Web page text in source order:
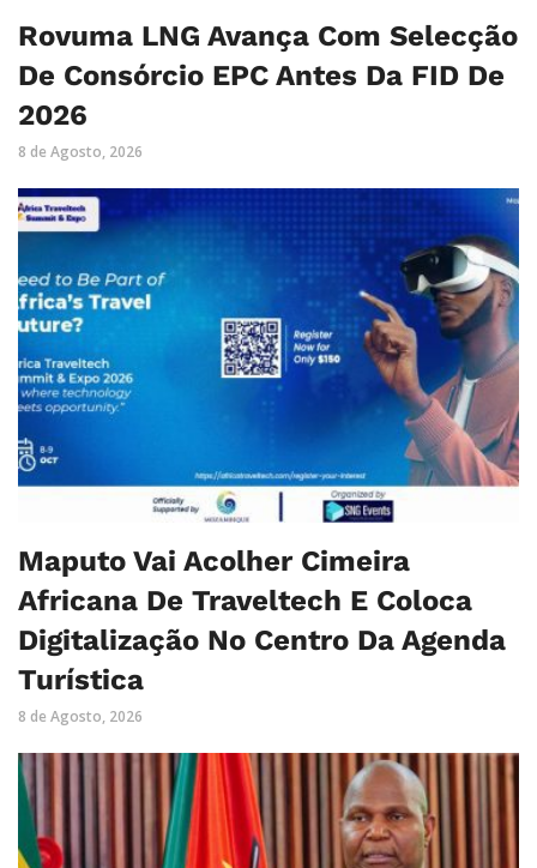
Rovuma LNG Avança Com Selecção
De Consórcio EPC Antes Da FID De
2026
8 de Agosto, 2026
Maputo Vai Acolher Cimeira
Africana De Traveltech E Coloca
Digitalização No Centro Da Agenda
Turística
8 de Agosto, 2026